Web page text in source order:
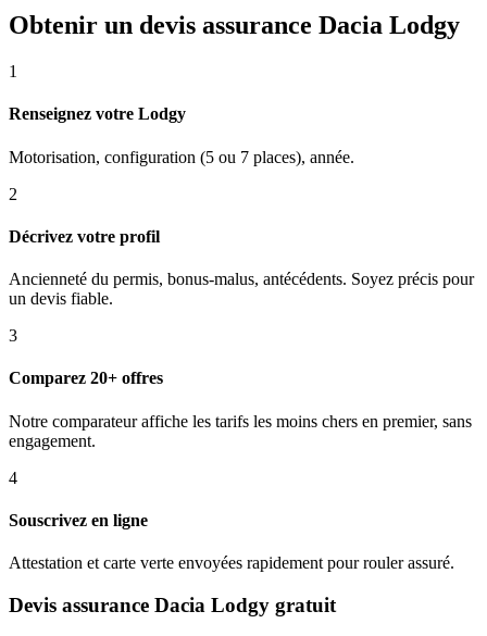
Obtenir un devis assurance Dacia Lodgy
1
Renseignez votre Lodgy
Motorisation, configuration (5 ou 7 places), année.
2
Décrivez votre profil
Ancienneté du permis, bonus-malus, antécédents. Soyez précis pour
un devis fiable.
3
Comparez 20+ offres
Notre comparateur affiche les tarifs les moins chers en premier, sans
engagement.
4
Souscrivez en ligne
Attestation et carte verte envoyées rapidement pour rouler assuré.
Devis assurance Dacia Lodgy gratuit